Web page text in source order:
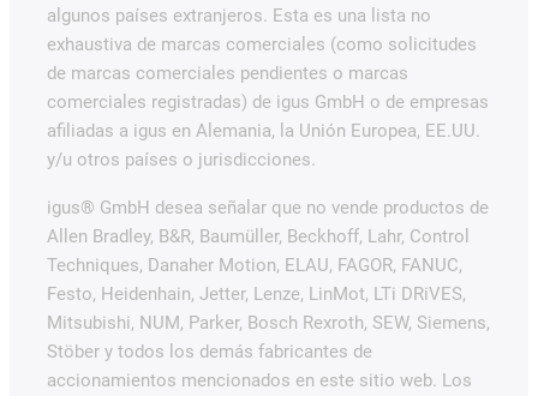
algunos países extranjeros. Esta es una lista no
exhaustiva de marcas comerciales (como solicitudes
de marcas comerciales pendientes o marcas
comerciales registradas) de igus GmbH o de empresas
afiliadas a igus en Alemania, la Unión Europea, EE.UU.
y/u otros países o jurisdicciones.
igus® GmbH desea señalar que no vende productos de
Allen Bradley, B&R, Baumüller, Beckhoff, Lahr, Control
Techniques, Danaher Motion, ELAU, FAGOR, FANUC,
Festo, Heidenhain, Jetter, Lenze, LinMot, LTi DRiVES,
Mitsubishi, NUM, Parker, Bosch Rexroth, SEW, Siemens,
Stöber y todos los demás fabricantes de
accionamientos mencionados en este sitio web. Los